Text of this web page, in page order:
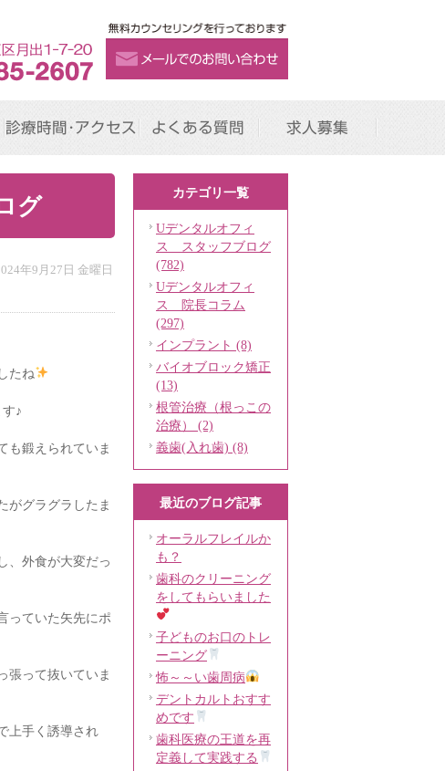
診療時間･アクセス よくある質問 求人募集
グ
年9月27日 金曜日
たね
♪
も鍛えられていま
がグラグラしたま
、外食が大変だっ
っていた矢先にポ
張って抜いていま
上手く誘導され
カテゴリ一覧
Uデンタルオフィ
ス スタッフブログ
(782)
Uデンタルオフィ
ス 院長コラム
(297)
インプラント (8)
バイオブロック矯正
(13)
根管治療（根っこの
治療） (2)
義歯(入れ歯) (8)
最近のブログ記事
オーラルフレイルか
も？
歯科のクリーニング
をしてもらいました
子どものお口のトレ
ーニング
怖～～い歯周病
デントカルトおすす
めです
歯科医療の王道を再
定義して実践する